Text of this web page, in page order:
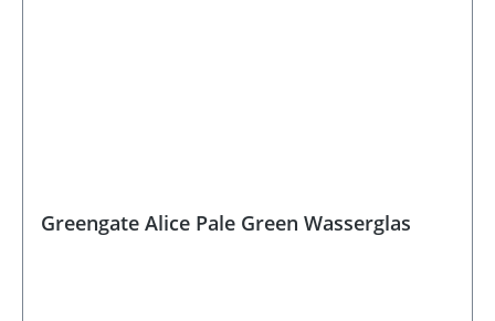
Greengate Alice Pale Green Wasserglas